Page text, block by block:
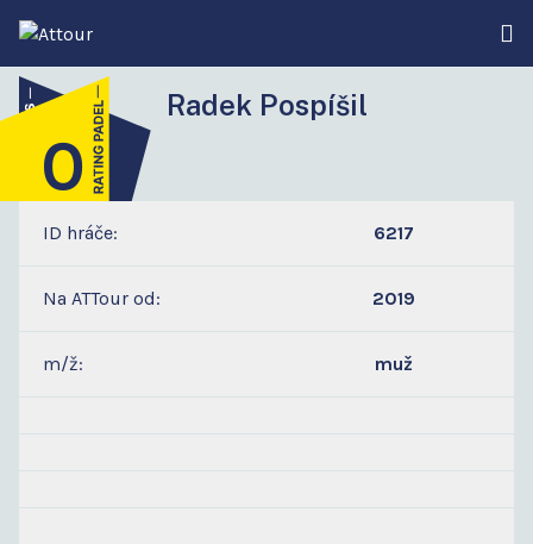
Radek Pospíšil
2
0
ID hráče: 6217
Na ATTour od: 2019
m/ž: muž